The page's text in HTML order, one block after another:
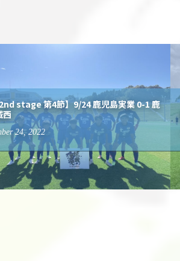
stage 第4節】9/24 鹿児島実業 0-1 鹿
西
24,2022